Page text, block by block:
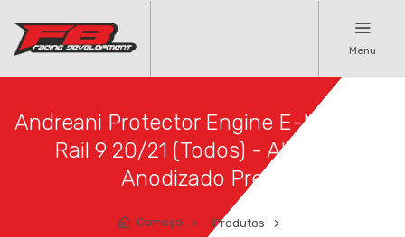
Menu
Andreani Protector Engine E-MTB Trek
Rail 9 20/21 (Todos) - Alumínio
Anodizado Preto
Começo Produtos